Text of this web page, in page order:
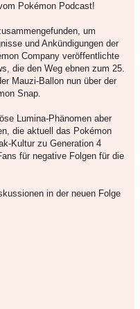
Pokémon Podcast!
um
und Ankündigungen der
Company veröffentlichte
die den Weg ebnen zum 25.
Mauzi-Ballon nun über der
Snap.
Lumina-Phänomen aber
die aktuell das Pokémon
Kultur zu Generation 4
für negative Folgen für die
in der neuen Folge